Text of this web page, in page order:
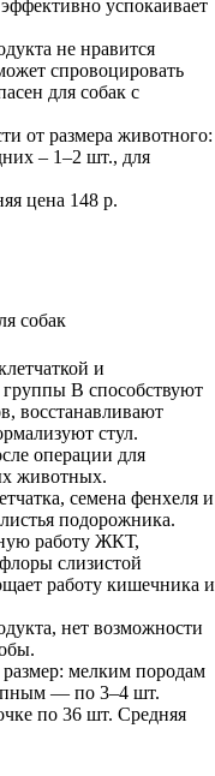
успокаивает
не нравится
спровоцировать
для собак с
от размера животного:
– 1–2 шт., для
цена 148 р.
собак
и
В способствуют
восстанавливают
стул.
операции для
животных.
семена фенхеля и
подорожника.
работу ЖКТ,
слизистой
работу кишечника и
нет возможности
размер: мелким породам
— по 3–4 шт.
по 36 шт. Средняя